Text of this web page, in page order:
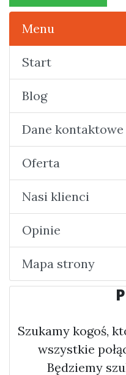
Menu
Start
Blog
Dane kontaktowe
Oferta
Nasi klienci
Opinie
Mapa strony
Szukamy kogoś,
wszystkie
Będziemy